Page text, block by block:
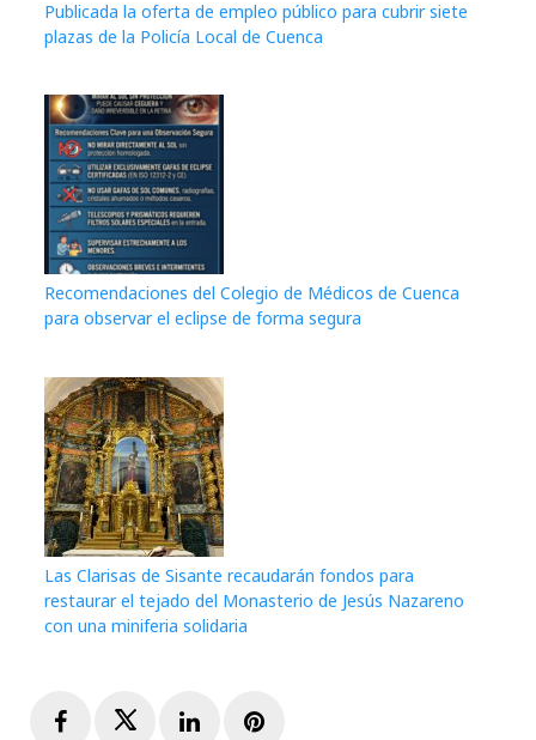
Publicada la oferta de empleo público para cubrir siete
plazas de la Policía Local de Cuenca
Recomendaciones del Colegio de Médicos de Cuenca
para observar el eclipse de forma segura
Las Clarisas de Sisante recaudarán fondos para
restaurar el tejado del Monasterio de Jesús Nazareno
con una miniferia solidaria
FacebookTwitterLinkedInPinterest